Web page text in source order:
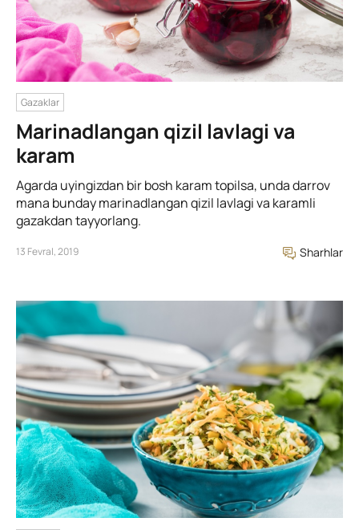
Gazaklar
Marinadlangan qizil lavlagi va
karam
Agarda uyingizdan bir bosh karam topilsa, unda darrov
mana bunday marinadlangan qizil lavlagi va karamli
gazakdan tayyorlang.
13 Fevral, 2019 Sharhlar